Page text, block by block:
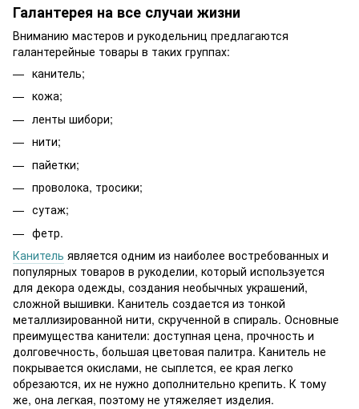
Галантерея на все случаи жизни
Вниманию мастеров и рукодельниц предлагаются
галантерейные товары в таких группах:
канитель;
кожа;
ленты шибори;
нити;
пайетки;
проволока, тросики;
сутаж;
фетр.
Канитель является одним из наиболее востребованных и
популярных товаров в рукоделии, который используется
для декора одежды, создания необычных украшений,
сложной вышивки. Канитель создается из тонкой
металлизированной нити, скрученной в спираль. Основные
преимущества канители: доступная цена, прочность и
долговечность, большая цветовая палитра. Канитель не
покрывается окислами, не сыплется, ее края легко
обрезаются, их не нужно дополнительно крепить. К тому
же, она легкая, поэтому не утяжеляет изделия.